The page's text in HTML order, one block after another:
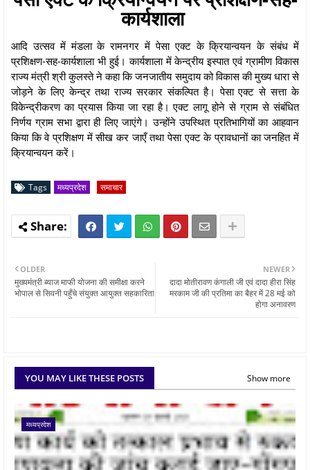
कार्यशाला
आदि उत्सव में मंडला के रामनगर में पेसा एक्ट के क्रियान्वयन के संबंध में
प्रशिक्षण-सह-कार्यशाला भी हुई। कार्यशाला में केन्द्रीय इस्पात एवं ग्रामीण विकास
राज्य मंत्री श्री कुलस्ते ने कहा कि जनजातीय समुदाय को विकास की मुख्य धारा से
जोड़ने के लिए केन्द्र तथा राज्य सरकार संकल्पित है। पेसा एक्ट से सत्ता के
विकेन्द्रीकरण का प्रयास किया जा रहा है। एक्ट लागू होने से ग्राम से संबंधित
निर्णय ग्राम सभा द्वारा ही लिए जाएंगे। उन्होंने उपस्थित प्रतिभागियों का आहवान
किया कि वे प्रशिक्षण में सीख कर जाएँ तथा पेसा एक्ट के प्रावधानों का जनहित में
क्रियान्वयन करें।
Tags मध्यप्रदेश समाचार
NEWER
दादा मोतीरावण कंगाली जी एवं दादा हीरा सिंह
मरकाम जी की प्रतिमा का बैहर में 28 मई को
होगा अनावरण
OLDER
मुख्यमंत्री ब्याज माफी योजना की समीक्षा करने
भोपाल से सिवनी पहुँचे संयुक्त आयुक्त सहकारिता
YOU MAY LIKE THESE POSTS Show more
मध्यप्रदेश